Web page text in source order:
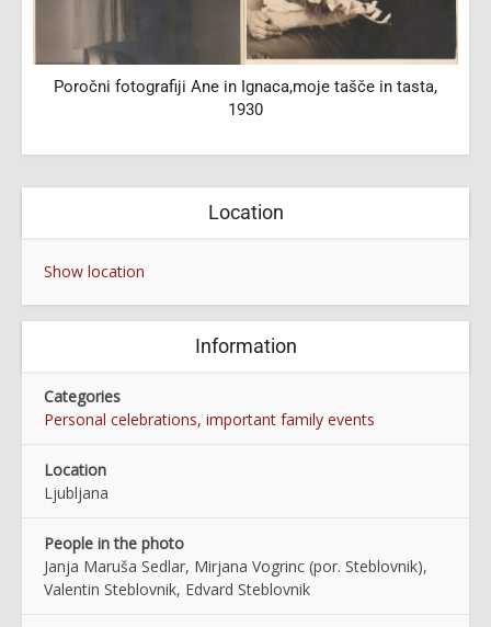
Poročni fotografiji Ane in Ignaca,moje tašče in tasta,
1930
Location
Show location
Information
Categories
Personal celebrations, important family events
Location
Ljubljana
People in the photo
Janja Maruša Sedlar, Mirjana Vogrinc (por. Steblovnik),
Valentin Steblovnik, Edvard Steblovnik